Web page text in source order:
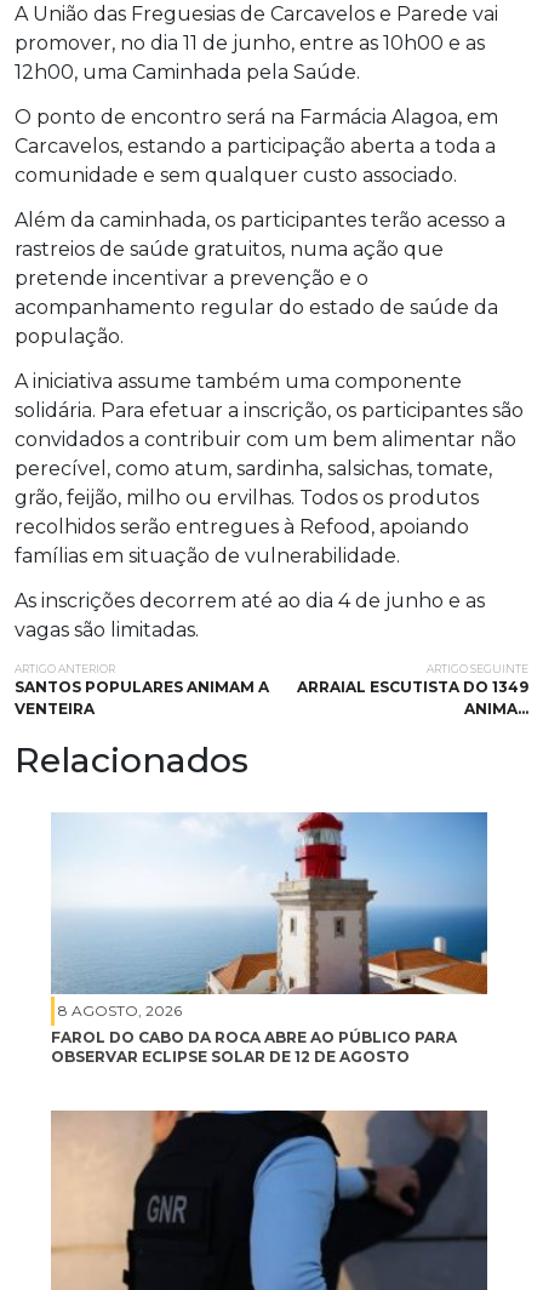
A União das Freguesias de Carcavelos e Parede vai
promover, no dia 11 de junho, entre as 10h00 e as
12h00, uma Caminhada pela Saúde.
O ponto de encontro será na Farmácia Alagoa, em
Carcavelos, estando a participação aberta a toda a
comunidade e sem qualquer custo associado.
Além da caminhada, os participantes terão acesso a
rastreios de saúde gratuitos, numa ação que
pretende incentivar a prevenção e o
acompanhamento regular do estado de saúde da
população.
A iniciativa assume também uma componente
solidária. Para efetuar a inscrição, os participantes são
convidados a contribuir com um bem alimentar não
perecível, como atum, sardinha, salsichas, tomate,
grão, feijão, milho ou ervilhas. Todos os produtos
recolhidos serão entregues à Refood, apoiando
famílias em situação de vulnerabilidade.
As inscrições decorrem até ao dia 4 de junho e as
vagas são limitadas.
ARTIGO ANTERIOR
SANTOS POPULARES ANIMAM A
VENTEIRA
ARTIGO SEGUINTE
ARRAIAL ESCUTISTA DO 1349
ANIMA…
Relacionados
8 AGOSTO, 2026
FAROL DO CABO DA ROCA ABRE AO PÚBLICO PARA
OBSERVAR ECLIPSE SOLAR DE 12 DE AGOSTO